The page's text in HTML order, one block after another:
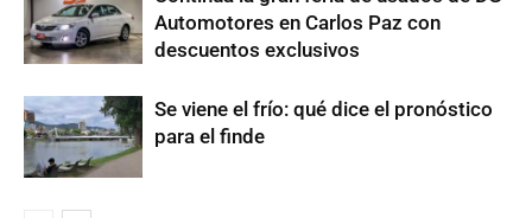
Automotores en Carlos Paz con
descuentos exclusivos
Se viene el frío: qué dice el pronóstico
para el finde